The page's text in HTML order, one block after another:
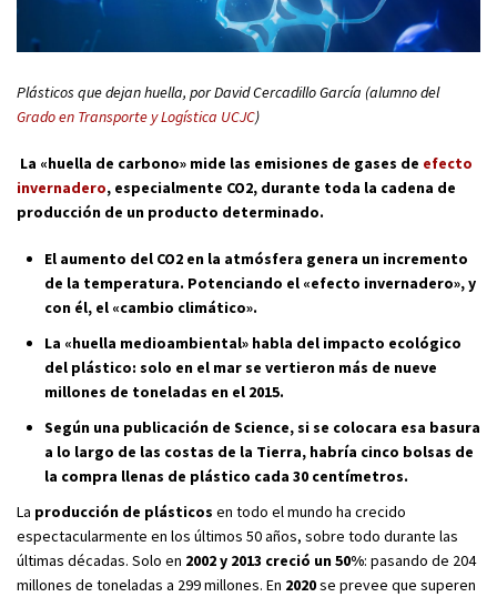
Plásticos que dejan huella, porDavid Cercadillo García (alumno del
Grado en Transporte y Logística UCJC)
La «huella de carbono» mide las emisiones de gases de efecto
invernadero, especialmente CO2, durante toda la cadena de
producción de un producto determinado.
El aumento del CO2 en la atmósfera genera un incremento
de la temperatura. Potenciando el «efecto invernadero», y
con él, el «cambio climático».
La «huella medioambiental» habla del impacto ecológico
del plástico: solo en el mar se vertieron más de nueve
millones de toneladas en el 2015.
Según una publicación de Science, si se colocara esa basura
a lo largo de las costas de la Tierra, habría cinco bolsas de
la compra llenas de plástico cada 30 centímetros.
La producción de plásticos en todo el mundo ha crecido
espectacularmente en los últimos 50 años, sobre todo durante las
últimas décadas. Solo en 2002 y 2013 creció un 50%: pasando de 204
millones de toneladas a 299 millones. En 2020se prevee que superen